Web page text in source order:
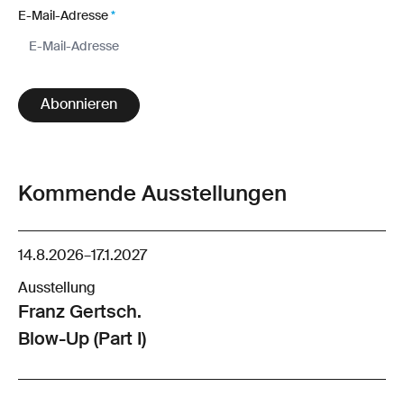
E-Mail-Adresse *
Abonnieren
Kommende Ausstellungen
14.8.2026–17.1.2027
Ausstellung
Franz Gertsch.
Blow-Up (Part I)